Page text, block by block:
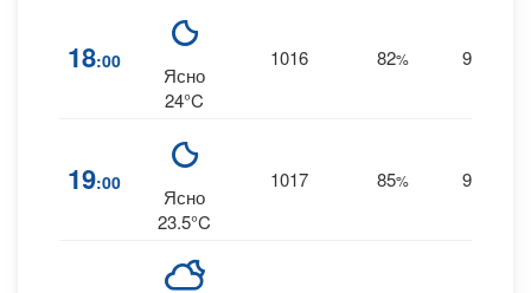
18:00
Ясно
24°C
1016 82% 9
19:00
Ясно
23.5°C
1017 85% 9